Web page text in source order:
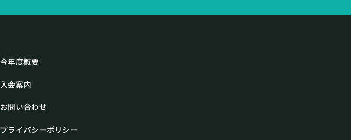
今年度概要
入会案内
お問い合わせ
プライバシーポリシー